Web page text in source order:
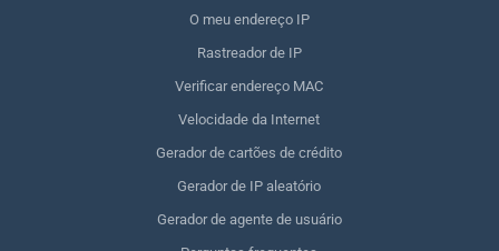
O meu endereço IP
Rastreador de IP
Verificar endereço MAC
Velocidade da Internet
Gerador de cartões de crédito
Gerador de IP aleatório
Gerador de agente de usuário